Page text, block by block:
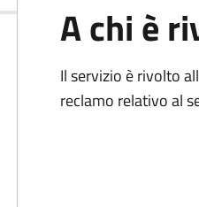
A chi è
Il servizio è rivolto
reclamo relativo al